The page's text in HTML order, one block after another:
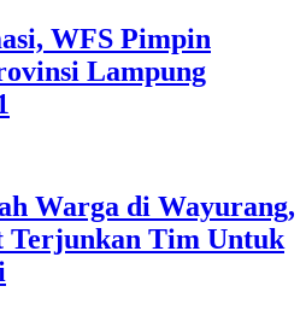
WFS Pimpin
Lampung
Warga di Wayurang,
Terjunkan Tim Untuk